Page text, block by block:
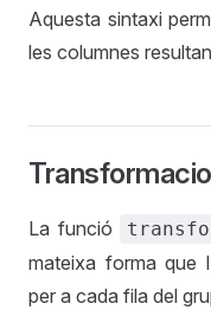
Aquesta sintaxi
les columnes
La funció
mateixa forma que
per a cada fila del